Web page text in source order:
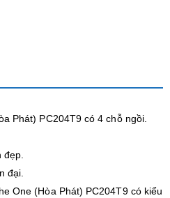
Phát) PC204T9 có 4 chỗ ngồi.
đẹp.
đại.
One (Hòa Phát) PC204T9 có kiểu